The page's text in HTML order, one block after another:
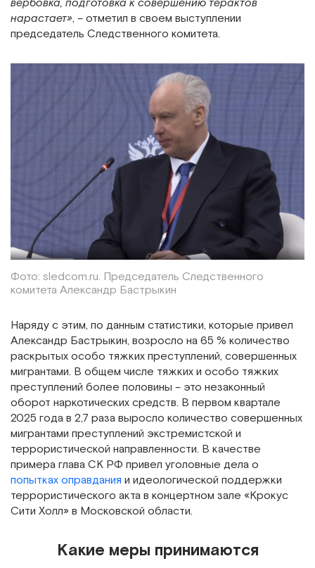
вербовка, подготовка к совершению терактов
нарастает», – отметил в своем выступлении
председатель Следственного комитета.
Фото: sledcom.ru. Председатель Следственного
комитета Александр Бастрыкин
Наряду с этим, по данным статистики, которые привел
Александр Бастрыкин, возросло на 65 % количество
раскрытых особо тяжких преступлений, совершенных
мигрантами. В общем числе тяжких и особо тяжких
преступлений более половины – это незаконный
оборот наркотических средств. В первом квартале
2025 года в 2,7 раза выросло количество совершенных
мигрантами преступлений экстремистской и
террористической направленности. В качестве
примера глава СК РФ привел уголовные дела о
попытках оправдания и идеологической поддержки
террористического акта в концертном зале «Крокус
Сити Холл» в Московской области.
Какие меры принимаются